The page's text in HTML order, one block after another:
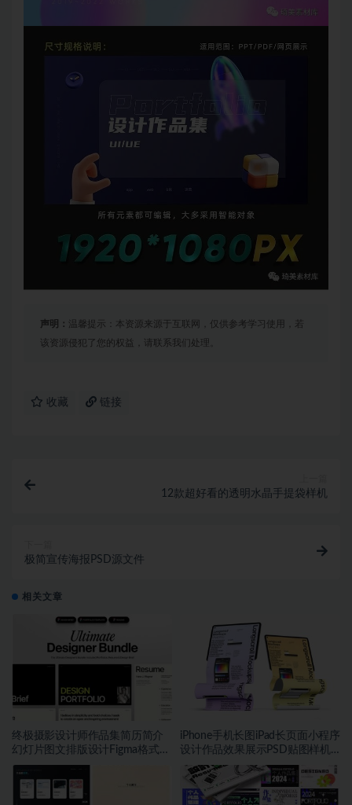
声明： 温馨提示：本资源来源于互联网，仅供参考学习使用，若
该资源侵犯了您的权益，请联系我们处理。
收藏 链接
12款超好看的透明水晶手提袋样机
极简宣传海报PSD源文件
相关文章
终极摄影设计师作品集简历简介
幻灯片图文排版设计Figma格式素
材
iPhone手机长图iPad长页面小程序
设计作品效果展示PSD贴图样机
设计素材